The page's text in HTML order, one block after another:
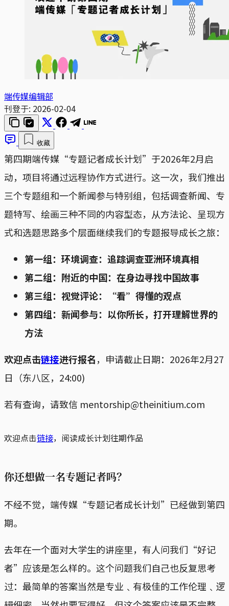
端传媒编辑部
刊登于: 2026-02-04
收藏
第四期端传媒“专题记者成长计划”于2026年2月启
动，项目将通过远程协作方式进行。这一次，我们推出
三个专题组和一个新闻参与特别组，包括调查新闻、专
题特写、绘画三种不同的内容型态，从方法论、呈现方
式和选题思路多个层面继续我们的专题报导成长之旅：
第一组：环境调查：追踪调查亚洲环境真相
第二组：附近的中国：在身边寻找中国故事
第三组：视觉评论：“看”得懂的观点
第四组：新闻参与：以你所长，打开理解世界的
方法
欢迎点击链接进行报名，申请截止日期：2026年2月27
日（东八区，24:00)
若有查询，请致信 mentorship@theinitium.com
欢迎点击链接，阅读成长计划往期作品
你还想做一名专题记者吗？
不经不觉，端传媒“专题记者成长计划”已经做到第四
期。
去年在一个面对大学生的讲座里，有人问我们“好记
者”应该是怎么样的。这个问题我们自己也反复思考
过：最简单的答案当然是专业﹑有极佳的工作伦理﹑逻